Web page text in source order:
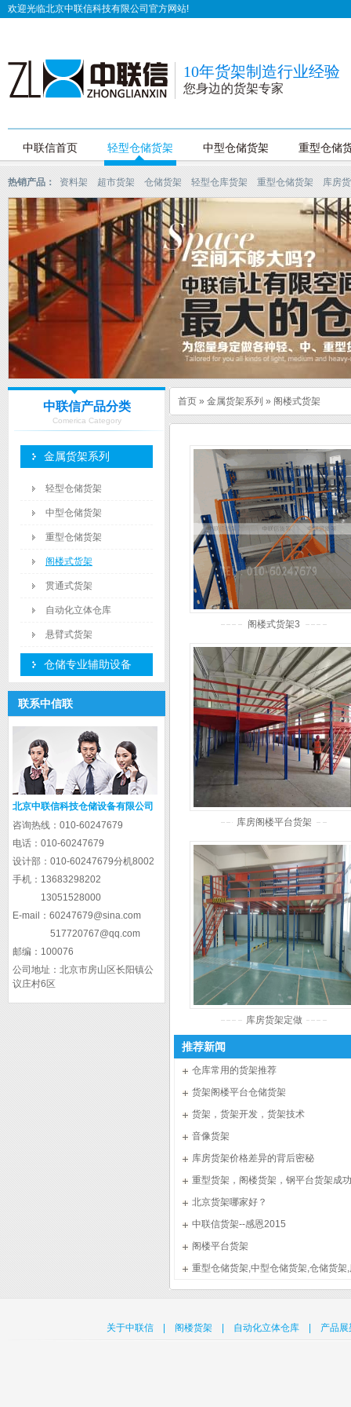
欢迎光临北京中联信科技有限公司官方网站!
10年货架制造行业经验
您身边的货架专家
中联信首页 轻型仓储货架 中型仓储货架 重型仓储
热销产品： 资料架 超市货架 仓储货架 轻型仓库货架 重型仓储货架 库房
中联信产品分类
Comerica Category
金属货架系列
轻型仓储货架
中型仓储货架
重型仓储货架
阁楼式货架
贯通式货架
自动化立体仓库
悬臂式货架
仓储专业辅助设备
联系中信联
北京中联信科技仓储设备有限公司
咨询热线： 010-60247679
电话： 010-60247679
设计部： 010-60247679分机8002
手机： 13683298202
13051528000
E-mail： 60247679@sina.com
517720767@qq.com
邮编： 100076
公司地址： 北京市房山区长阳镇公
议庄村6区
首页 » 金属货架系列 » 阁楼式货架
阁楼式货架3
库房阁楼平台货架
库房货架定做
推荐新闻
仓库常用的货架推荐
货架阁楼平台仓储货架
货架，货架开发，货架技术
音像货架
库房货架价格差异的背后密秘
重型货架，阁楼货架，钢平台货架成
北京货架哪家好？
中联信货架--感恩2015
阁楼平台货架
重型仓储货架,中型仓储货架,仓储货架
关于中联信 阁楼货架 自动化立体仓库 产品展